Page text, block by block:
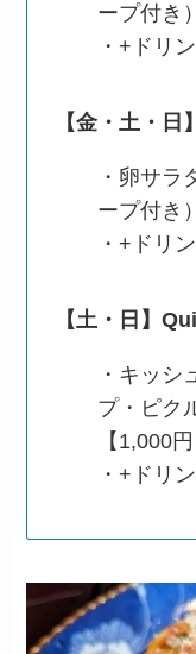
ープ付き
・+ドリ
【金・土・
・卵サラ
ープ付き
・+ドリ
【土・日】
・キッシ
プ・ピク
【1,000円
・+ドリ